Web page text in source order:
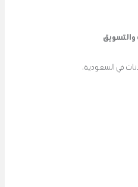
والتسويق
في السعودية.